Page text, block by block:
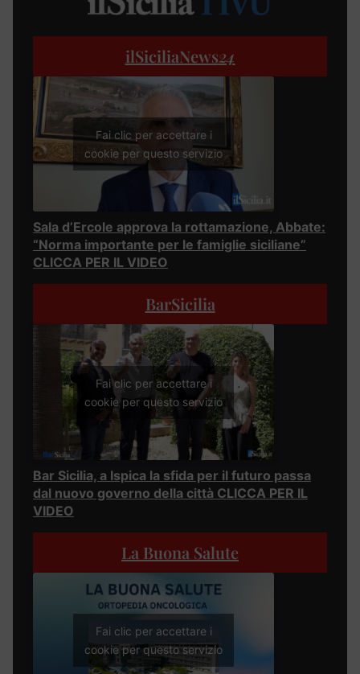
ilSiciliaNews24
Fai clic per accettare i
cookie per questo servizio
Sala d’Ercole approva la rottamazione, Abbate:
“Norma importante per le famiglie siciliane”
CLICCA PER IL VIDEO
BarSicilia
Fai clic per accettare i
cookie per questo servizio
Bar Sicilia, a Ispica la sfida per il futuro passa
dal nuovo governo della città CLICCA PER IL
VIDEO
La Buona Salute
Fai clic per accettare i
cookie per questo servizio